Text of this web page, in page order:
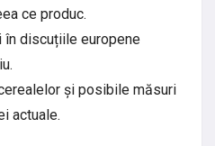
ce produc.
în discuțiile europene
și posibile măsuri
actuale.